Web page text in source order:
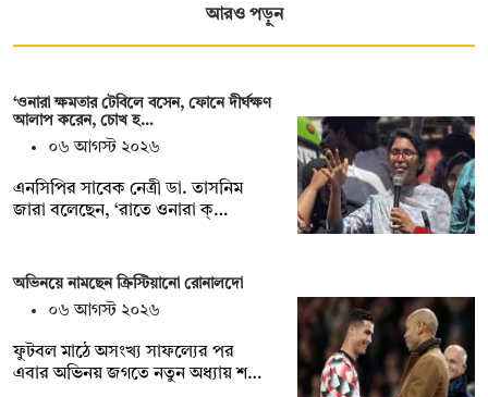
আরও পড়ুন
‘ওনারা ক্ষমতার টেবিলে বসেন, ফোনে দীর্ঘক্ষণ
আলাপ করেন, চোখ হ…
০৬ আগস্ট ২০২৬
এনসিপির সাবেক নেত্রী ডা. তাসনিম
জারা বলেছেন, ‘রাতে ওনারা ক্…
অভিনয়ে নামছেন ক্রিস্টিয়ানো রোনালদো
০৬ আগস্ট ২০২৬
ফুটবল মাঠে অসংখ্য সাফল্যের পর
এবার অভিনয় জগতে নতুন অধ্যায় শ…